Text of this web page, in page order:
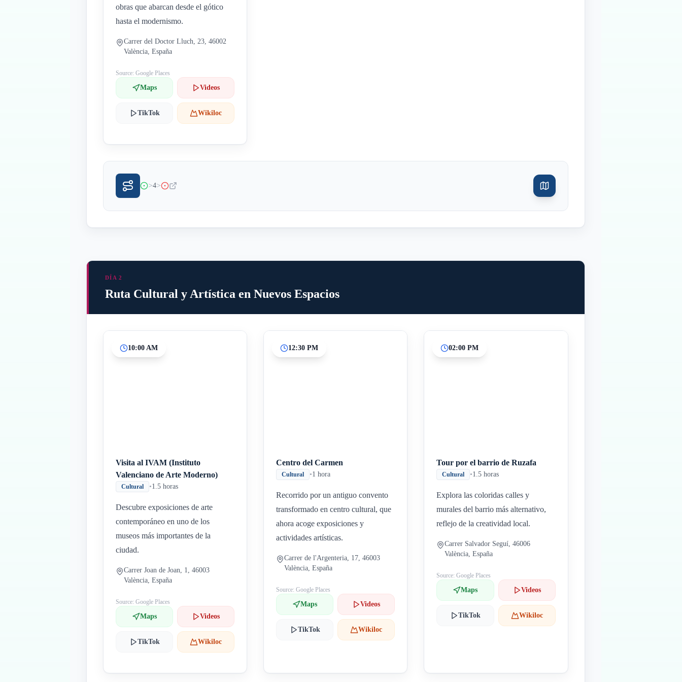
obras que abarcan desde el gótico
hasta el modernismo.
Carrer del Doctor Lluch, 23, 46002
València, España
Source: Google Places
Maps Videos
TikTok Wikiloc
>4>
DÍA 2
Ruta Cultural y Artística en Nuevos Espacios
10:00 AM
Visita al IVAM (Instituto
Valenciano de Arte Moderno)
Cultural •1.5 horas
Descubre exposiciones de arte
contemporáneo en uno de los
museos más importantes de la
ciudad.
Carrer Joan de Joan, 1, 46003
València, España
Source: Google Places
Maps Videos
TikTok Wikiloc
12:30 PM
Centro del Carmen
Cultural •1 hora
Recorrido por un antiguo convento
transformado en centro cultural, que
ahora acoge exposiciones y
actividades artísticas.
Carrer de l'Argenteria, 17, 46003
València, España
Source: Google Places
Maps Videos
TikTok Wikiloc
02:00 PM
Tour por el barrio de Ruzafa
Cultural •1.5 horas
Explora las coloridas calles y
murales del barrio más alternativo,
reflejo de la creatividad local.
Carrer Salvador Seguí, 46006
València, España
Source: Google Places
Maps Videos
TikTok Wikiloc